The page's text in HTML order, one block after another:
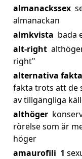
almanackssex
almanackan
almkvista bada
alt-right
right"
alternativa fakta
fakta trots att de
av tillgängliga
althöger
rörelse som är
höger
amaurofili 1